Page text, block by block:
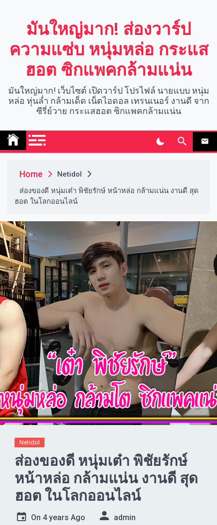
มันใหญ่มาก! ส่องวาร์ป
ความแซ่บ หนุ่มหล่อ กระแส
ฮอต ซิกแพคกล้ามแน่น
มันใหญ่มาก! เว็บไซต์ เปิดวาร์ป โปรไฟล์ นายแบบ หนุ่ม
หล่อ หุ่นล่ำ กล้ามเด็ด เน็ตไอดอล เทรนเนอร์ งานดี จาก
ซีรี่ย์วาย กระแสฮอต ซิกแพคกล้ามแน่น
Home
Netidol
ส่องของดี หนุ่มเต๋า พิชัยรักษ์ หน้าหล่อ กล้ามแน่น งานดี สุด
ฮอต ในโลกออนไลน์
Netidol
ส่องของดี หนุ่มเต๋า พิชัยรักษ์
หน้าหล่อ กล้ามแน่น งานดี สุด
ฮอต ในโลกออนไลน์
On 4 years Ago admin